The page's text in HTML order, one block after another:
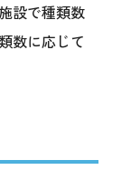
設で種類数
数に応じて